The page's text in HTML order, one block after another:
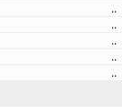
..
..
..
..
..